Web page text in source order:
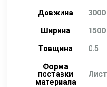
Довжина
3000
Ширина
1500
Товщина
0.5
Форма
поставки
материала
Лист